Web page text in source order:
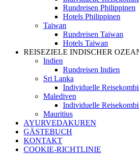
Rundreisen Philippinen
Hotels Philippinen
Taiwan
Rundreisen Taiwan
Hotels Taiwan
REISEZIELE INDISCHER
Indien
Rundreisen Indien
Sri Lanka
Individuelle
Malediven
Individuelle
Mauritius
AYURVEDAKUREN
GÄSTEBUCH
KONTAKT
COOKIE-RICHTLINIE